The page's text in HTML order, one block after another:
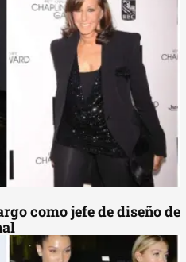
como jefe de diseño de